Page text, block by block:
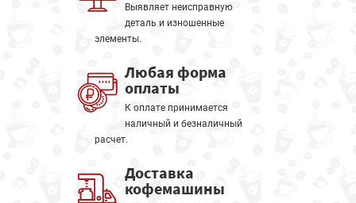
Выявляет неисправную
деталь и изношенные
элементы.
Любая форма
оплаты
К оплате принимается
наличный и безналичный
расчет.
Доставка
кофемашины